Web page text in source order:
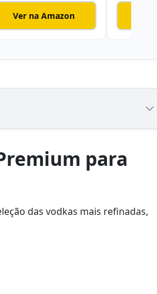
Ver na Amazon
para
das vodkas mais refinadas,